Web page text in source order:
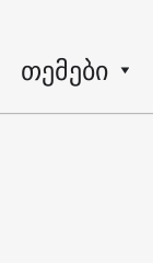
თემები